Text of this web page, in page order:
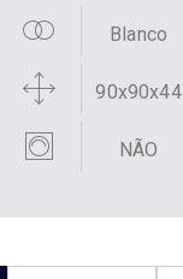
Blanco
90x90x44
NÃO